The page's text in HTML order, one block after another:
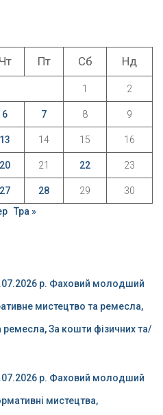
Чт Пт Сб Нд
1 2
6 7 8 9
13 14 15 16
20 21 22 23
27 28 29
30
Тра »
р. Фаховий молодший
мистецтво та ремесла,
За кошти фізичних та/
р. Фаховий молодший
мистецтва,